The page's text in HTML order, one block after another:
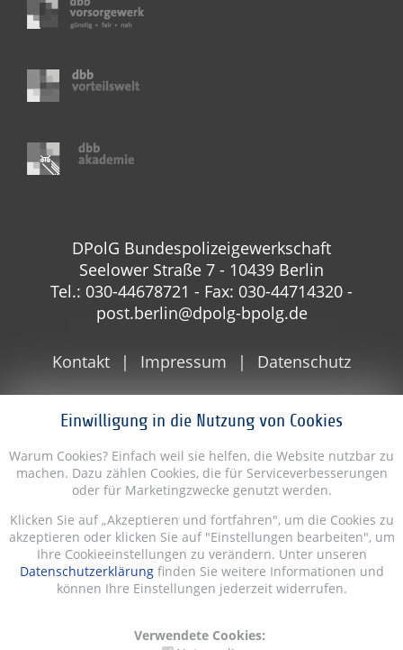
Einwilligung in die Nutzung von Cookies
Warum Cookies? Einfach weil sie helfen, die Website nutzbar zu
machen. Dazu zählen Cookies, die für Serviceverbesserungen
oder für Marketingzwecke genutzt werden.
Klicken Sie auf „Akzeptieren und fortfahren", um die Cookies zu
akzeptieren oder klicken Sie auf "Einstellungen bearbeiten", um
Ihre Cookieeinstellungen zu verändern. Unter unseren
Datenschutzerklärungfinden Sie weitere Informationen und
können Ihre Einstellungen jederzeit widerrufen.
Verwendete Cookies:
DPolG Bundespolizeigewerkschaft
Seelower Straße 7 - 10439 Berlin
Tel.: 030-44678721 - Fax: 030-44714320 -
post.berlin@dpolg-bpolg.de
Kontakt Impressum Datenschutz